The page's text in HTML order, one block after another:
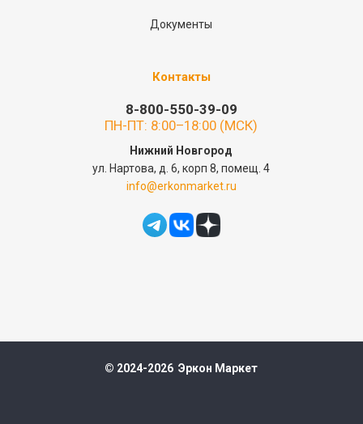
Документы
Контакты
8-800-550-39-09
ПН-ПТ: 8:00–18:00 (МСК)
Нижний Новгород
ул. Нартова, д. 6, корп 8, помещ. 4
info@erkonmarket.ru
© 2024-2026 Эркон Маркет